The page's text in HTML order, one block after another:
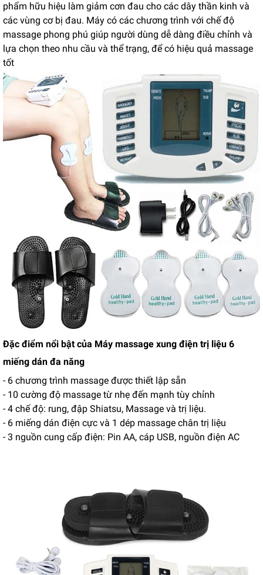
phẩm hữu hiệu làm giảm cơn đau cho các dây thần kinh và
các vùng cơ bị đau. Máy có các chương trình với chế độ
massage phong phú giúp người dùng dễ dàng điều chỉnh và
lựa chọn theo nhu cầu và thể trạng, để có hiệu quả massage
tốt
Đặc điểm nổi bật của Máy massage xung điện trị liệu 6
miếng dán đa năng
- 6 chương trình massage được thiết lập sẵn
- 10 cường độ massage từ nhẹ đến mạnh tùy chỉnh
- 4 chế độ: rung, đập Shiatsu, Massage và trị liệu.
- 6 miếng dán điện cực và 1 dép massage chân trị liệu
- 3 nguồn cung cấp điện: Pin AA, cáp USB, nguồn điện AC